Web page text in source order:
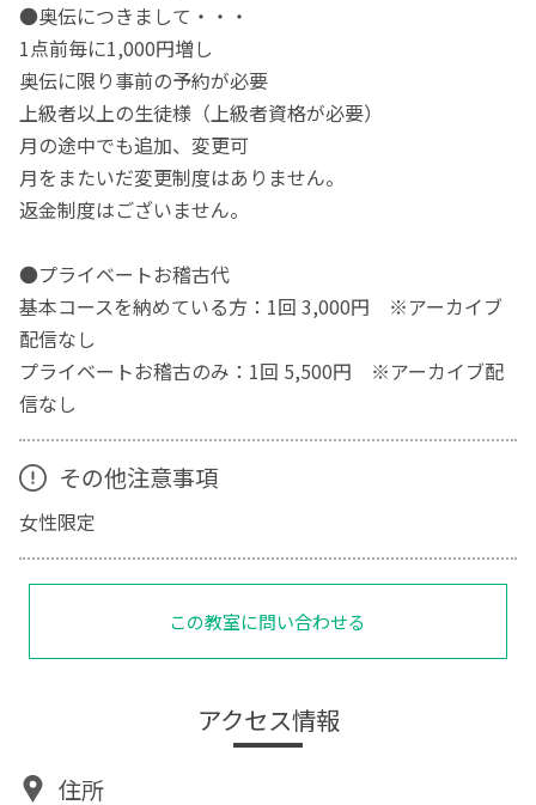
●奥伝につきまして・・・
1点前毎に1,000円増し
奥伝に限り事前の予約が必要
上級者以上の生徒様（上級者資格が必要）
月の途中でも追加、変更可
月をまたいだ変更制度はありません。
返金制度はございません。
●プライベートお稽古代
基本コースを納めている方：1回 3,000円 ※アーカイブ
配信なし
プライベートお稽古のみ：1回 5,500円 ※アーカイブ配
信なし
その他注意事項
女性限定
この教室に問い合わせる
アクセス情報
住所